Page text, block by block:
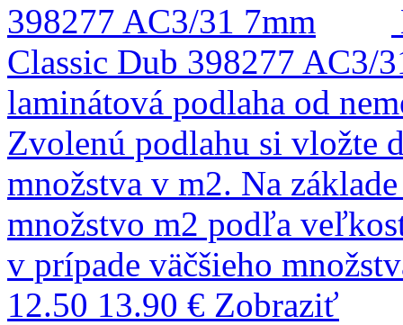
Classic Dub 398277 AC3/
laminátová podlaha od
Zvolenú podlahu si vložte
množstva v m2. Na
množstvo m2 podľa
v prípade väčšieho
12.50 13.90 € Zobraziť